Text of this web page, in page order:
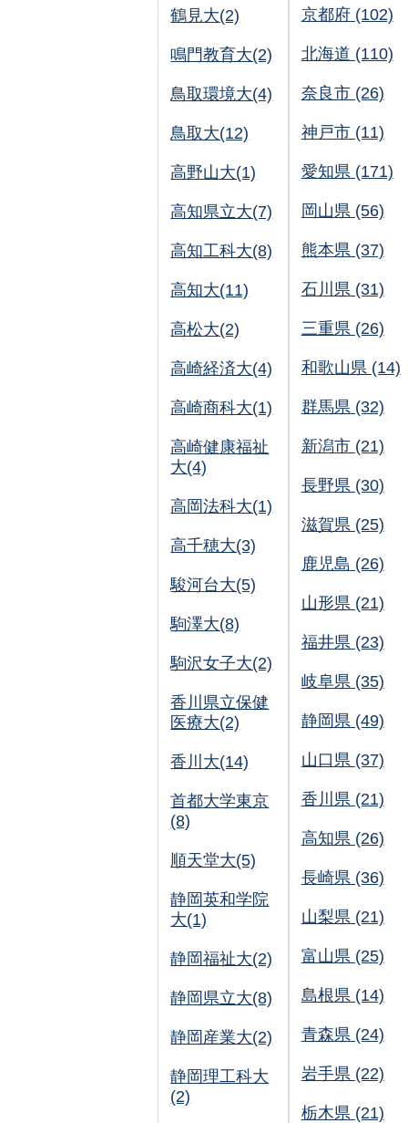
鶴見大(2)
鳴門教育大(2)
鳥取環境大(4)
鳥取大(12)
高野山大(1)
高知県立大(7)
高知工科大(8)
高知大(11)
高松大(2)
高崎経済大(4)
高崎商科大(1)
高崎健康福祉
大(4)
高岡法科大(1)
高千穂大(3)
駿河台大(5)
駒澤大(8)
駒沢女子大(2)
香川県立保健
医療大(2)
香川大(14)
首都大学東京
(8)
順天堂大(5)
静岡英和学院
大(1)
静岡福祉大(2)
静岡県立大(8)
静岡産業大(2)
静岡理工科大
(2)
京都府 (102)
北海道 (110)
奈良市 (26)
神戸市 (11)
愛知県 (171)
岡山県 (56)
熊本県 (37)
石川県 (31)
三重県 (26)
和歌山県 (14)
群馬県 (32)
新潟市 (21)
長野県 (30)
滋賀県 (25)
鹿児島 (26)
山形県 (21)
福井県 (23)
岐阜県 (35)
静岡県 (49)
山口県 (37)
香川県 (21)
高知県 (26)
長崎県 (36)
山梨県 (21)
富山県 (25)
島根県 (14)
青森県 (24)
岩手県 (22)
栃木県 (21)